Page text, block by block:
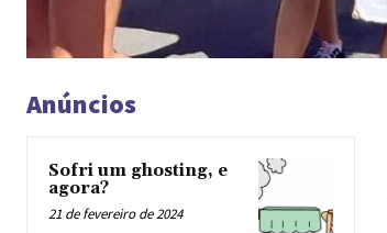
Anúncios
Sofri um ghosting, e
agora?
21 de fevereiro de 2024